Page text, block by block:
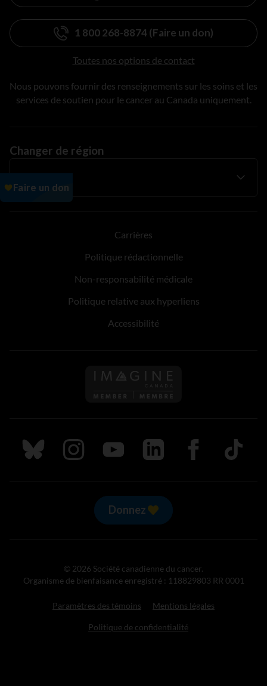
1 800 268-8874 (Faire un don)
Toutes nos options de contact
Nous pouvons fournir des renseignements sur les soins et les
services de soutien pour le cancer au Canada uniquement.
Changer de région
Carrières
Politique rédactionnelle
Non-responsabilité médicale
Politique relative aux hyperliens
Accessibilité
Suivez nous sur Bluesky
Suivez nous sur Instagram
Suivez nous sur Youtube
Suivez nous sur LinkedIn
Suivez nous sur
TikTok
Donnez
© 2026 Société canadienne du cancer.
Organisme de bienfaisance enregistré : 118829803 RR 0001
Paramètres des témoins Mentions légales
Politique de confidentialité